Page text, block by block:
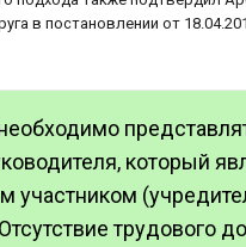
в постановлении от
который
участником
трудового